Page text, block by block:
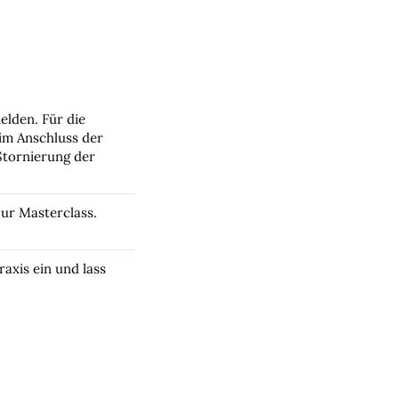
Für die
Anschluss der
der
Masterclass.
ein und lass